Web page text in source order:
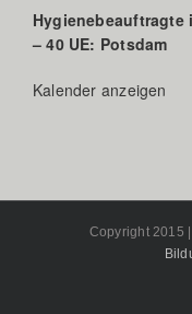
Hygienebeauftragte
– 40 UE: Potsdam
Kalender anzeigen
Copyright 2015